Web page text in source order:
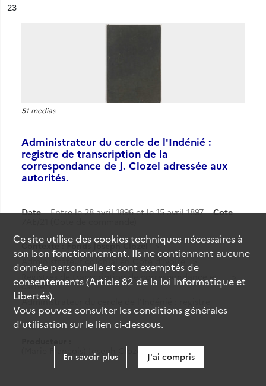
n°
23
51 medias
Administrateur du cercle de l'Indénié :
registre de transcription de la
correspondance de J. Clozel adressée aux
autorités.
Date Entre le 28 avril 1896 et le 15 avril 1897
Cote
Contexte : Fonds Joseph Clozel
Administrateur colonial en Côte d'Ivoire
Registres de transcription de correspondance et
carnets
Administrateur du cercle de l'Indénié : registre
de...
(Marie François) Joseph Clozel (1860-1918)
Ce site utilise descookiestechniques nécessaires à
son bon fonctionnement. Ils ne contiennent aucune
donnée personnelle et sont exemptés de
consentements (Article 82 de la loi Informatique et
Libertés).
Vous pouvez consulter les conditions générales
d’utilisation sur le lien ci-dessous.
En savoir plus J'ai compris